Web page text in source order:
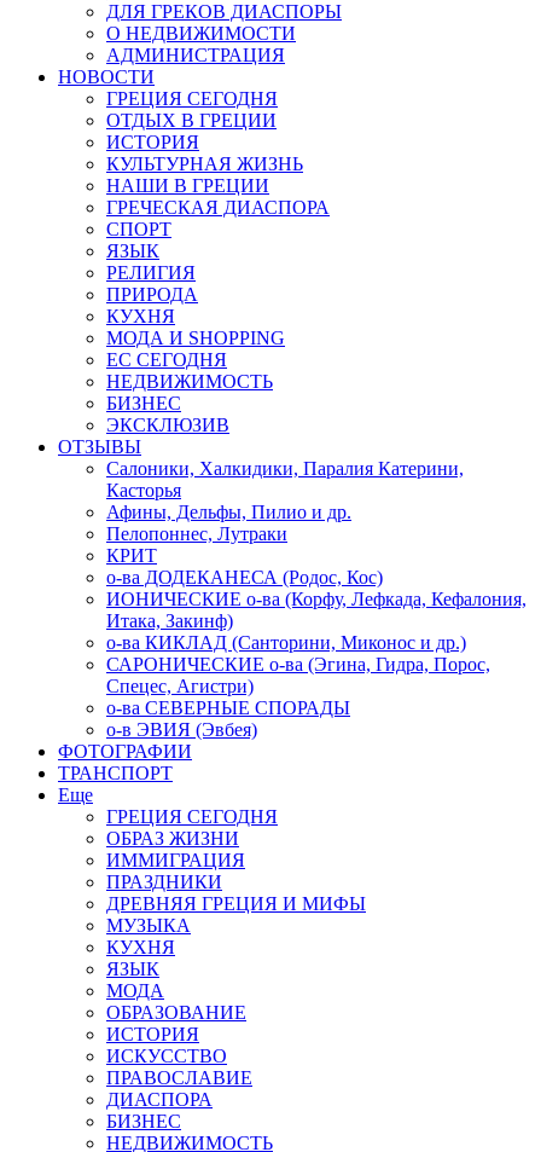
ДЛЯ ГРЕКОВ ДИАСПОРЫ
О НЕДВИЖИМОСТИ
АДМИНИСТРАЦИЯ
НОВОСТИ
ГРЕЦИЯ СЕГОДНЯ
ОТДЫХ В ГРЕЦИИ
ИСТОРИЯ
КУЛЬТУРНАЯ ЖИЗНЬ
НАШИ В ГРЕЦИИ
ГРЕЧЕСКАЯ ДИАСПОРА
СПОРТ
ЯЗЫК
РЕЛИГИЯ
ПРИРОДА
КУХНЯ
МОДА И SHOPPING
ЕС СЕГОДНЯ
НЕДВИЖИМОСТЬ
БИЗНЕС
ЭКСКЛЮЗИВ
ОТЗЫВЫ
Салоники, Халкидики, Паралия Катерини,
Касторья
Афины, Дельфы, Пилио и др.
Пелопоннес, Лутраки
КРИТ
о-ва ДОДЕКАНЕСА (Родос, Кос)
ИОНИЧЕСКИЕ о-ва (Корфу, Лефкада, Кефалония,
Итака, Закинф)
о-ва КИКЛАД (Санторини, Миконос и др.)
САРОНИЧЕСКИЕ о-ва (Эгина, Гидра, Порос,
Спецес, Агистри)
о-ва СЕВЕРНЫЕ СПОРАДЫ
о-в ЭВИЯ (Эвбея)
ФОТОГРАФИИ
ТРАНСПОРТ
Еще
ГРЕЦИЯ СЕГОДНЯ
ОБРАЗ ЖИЗНИ
ИММИГРАЦИЯ
ПРАЗДНИКИ
ДРЕВНЯЯ ГРЕЦИЯ И МИФЫ
МУЗЫКА
КУХНЯ
ЯЗЫК
МОДА
ОБРАЗОВАНИЕ
ИСТОРИЯ
ИСКУССТВО
ПРАВОСЛАВИЕ
ДИАСПОРА
БИЗНЕС
НЕДВИЖИМОСТЬ